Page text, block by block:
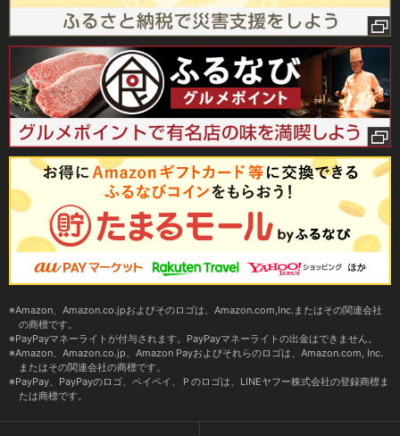
Amazon、Amazon.co.jpおよびそのロゴは、Amazon.com,Inc.またはその関連会社
の商標です。
PayPayマネーライトが付与されます。PayPayマネーライトの出金はできません。
Amazon、Amazon.co.jp、Amazon Payおよびそれらのロゴは、Amazon.com, Inc.
またはその関連会社の商標です。
PayPay、PayPayのロゴ、ペイペイ、Ｐのロゴは、LINEヤフー株式会社の登録商標ま
たは商標です。